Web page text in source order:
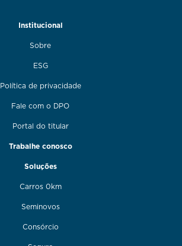
Institucional
Sobre
ESG
Política de privacidade
Fale com o DPO
Portal do titular
Trabalhe conosco
Soluções
Carros 0km
Seminovos
Consórcio